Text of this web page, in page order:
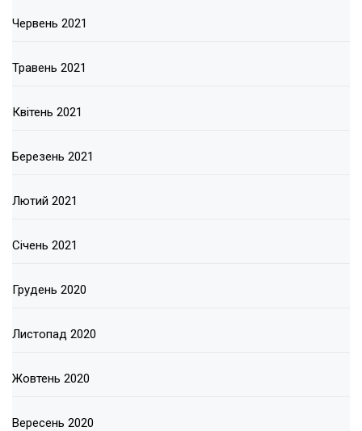
Червень 2021
Травень 2021
Квітень 2021
Березень 2021
Лютий 2021
Січень 2021
Грудень 2020
Листопад 2020
Жовтень 2020
Вересень 2020